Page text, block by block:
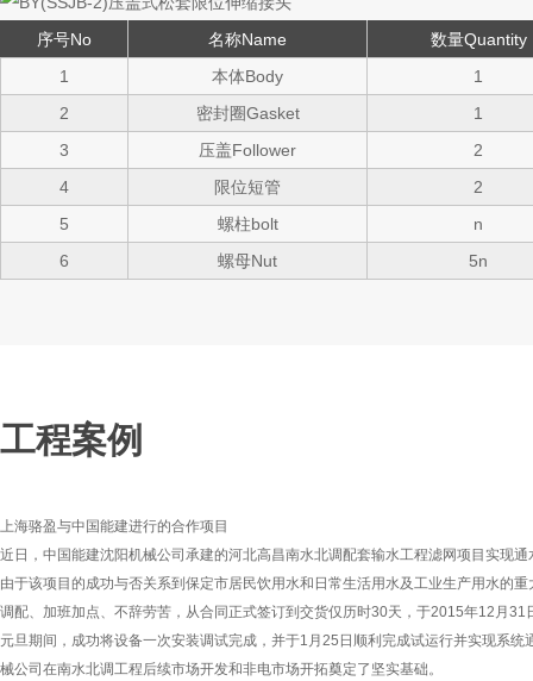
序号No 名称Name
数量Quantity
1
本体Body
1
2
密封圈Gasket
1
3
压盖Follower
2
4
限位短管
2
5
螺柱bolt
n
6
螺母Nut 5n
工程案例
上海骆盈与中国能建进行的合作项目
近日，中国能建沈阳机械公司承建的河北高昌南水北调配套输水工程滤网项目实现通
由于该项目的成功与否关系到保定市居民饮用水和日常生活用水及工业生产用水的
调配、加班加点、不辞劳苦，从合同正式签订到交货仅历时30天，于2015年12月
元旦期间，成功将设备一次安装调试完成，并于1月25日顺利完成试运行并实现系
械公司在南水北调工程后续市场开发和非电市场开拓奠定了坚实基础。